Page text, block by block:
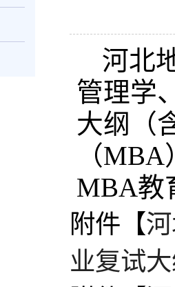
河北
管理学
大纲（
（
MBA教
附件【
业复试